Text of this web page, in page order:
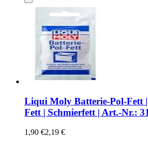
Liqui Moly Batterie-Pol-Fett
Fett | Schmierfett | Art.-Nr.:
1,90 €2,19 €